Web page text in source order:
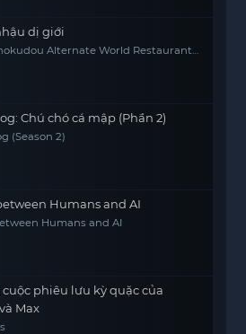
dị giới
Alternate World Restaurant
Chú chó cá mập (Phần 2)
(Season 2)
Humans and AI
Humans and AI
phiêu lưu kỳ quặc của
Max